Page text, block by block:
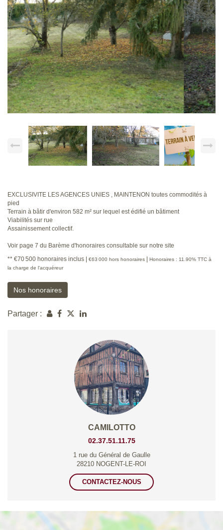
EXCLUSIVITE LES AGENCES UNIES , MAINTENON toutes commodités à
pied
Terrain à bâtir d'environ 582 m² sur lequel est édifié un bâtiment
Viabilités sur rue
Assainissement collectif.
Voir page 7 du Barème d'honoraires consultable sur notre site
** €70 500 honoraires inclus €63 000 hors honoraires
Honoraires : 11.90% TTC à
la charge de l'acquéreur
Nos honoraires
Partager :
CAMILOTTO
02.37.51.11.75
1 rue du Général de Gaulle
28210 NOGENT-LE-ROI
CONTACTEZ-NOUS